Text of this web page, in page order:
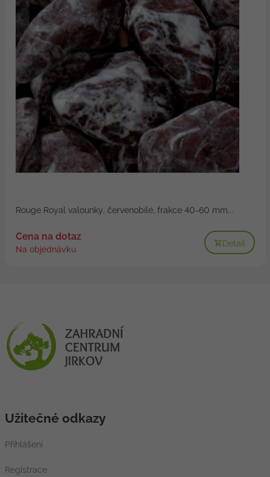
Rouge Royal valounky, červenobílé, frakce 40-60 mm...
Cena na dotaz
Na objednávku
Detail
Užitečné odkazy
Přihlášení
Registrace